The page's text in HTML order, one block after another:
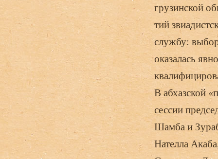
грузинской
тий
службу:
оказалась
В абхазской
сессии
Шамба и
Нателла